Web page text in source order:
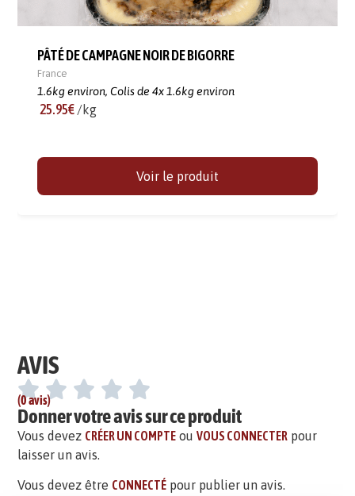
PÂTÉ DE CAMPAGNE NOIR DE BIGORRE
France
1.6kg environ, Colis de 4x 1.6kg environ
25.95€ /kg
Voir le produit
AVIS
(0 avis)
Donner votre avis sur ce produit
Vous devez CRÉER UN COMPTE ouVOUS CONNECTER pour
laisser un avis.
Vous devez être CONNECTÉ pour publier un avis.